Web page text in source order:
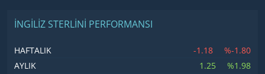
İNGILIZ STERLINI PERFORMANSI
HAFTALIK -1.18
%-1.80
AYLIK
1.25
%1.98